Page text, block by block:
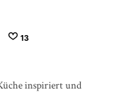
13
inspiriert und